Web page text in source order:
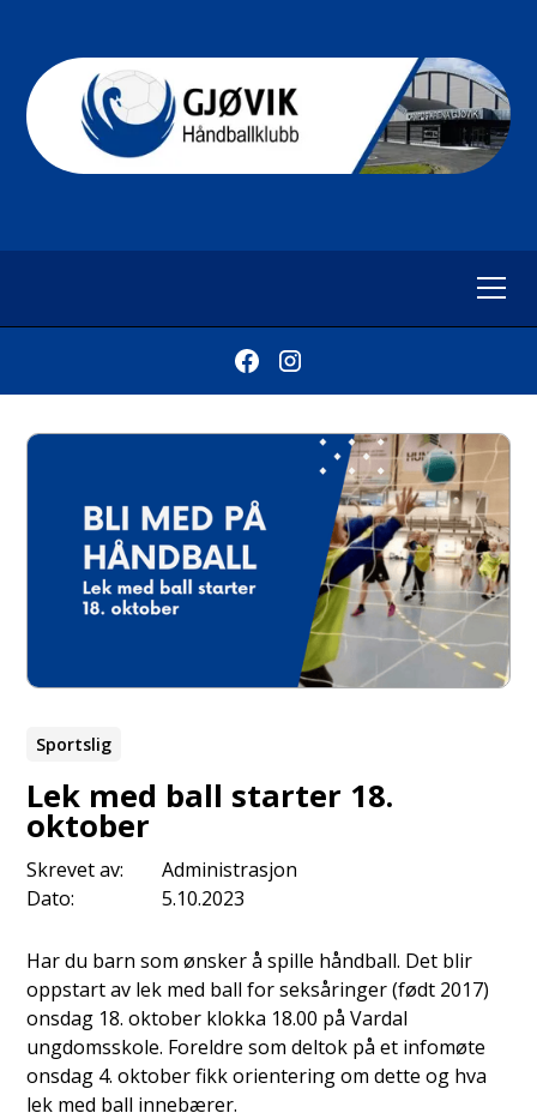
Sportslig
Lek med ball starter 18.
oktober
Skrevet av:
Dato:
Administrasjon
5.10.2023
Har du barn som ønsker å spille håndball. Det blir
oppstart av lek med ball for seksåringer (født 2017)
onsdag 18. oktober klokka 18.00 på Vardal
ungdomsskole. Foreldre som deltok på et infomøte
onsdag 4. oktober fikk orientering om dette og hva
lek med ball innebærer.